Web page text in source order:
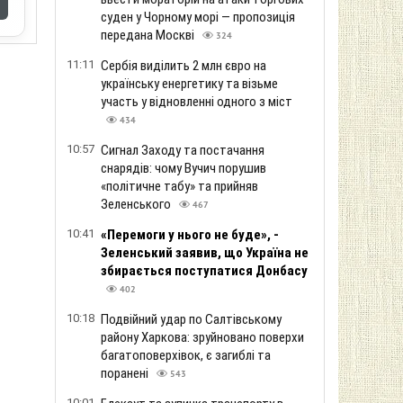
суден у Чорному морі — пропозиція
передана Москві
324
11:11 Сербія виділить 2 млн євро на
українську енергетику та візьме
участь у відновленні одного з міст
434
10:57 Сигнал Заходу та постачання
снарядів: чому Вучич порушив
«політичне табу» та прийняв
Зеленського
467
10:41 «Перемоги у нього не буде», -
Зеленський заявив, що Україна не
збирається поступатися Донбасу
402
10:18 Подвійний удар по Салтівському
району Харкова: зруйновано поверхи
багатоповерхівок, є загиблі та
поранені
543